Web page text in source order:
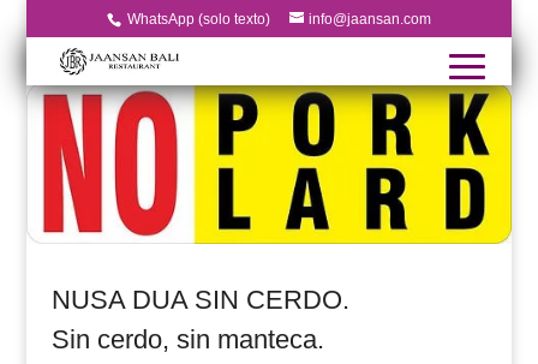
WhatsApp (solo texto) info@jaansan.com
NUSA DUA SIN CERDO.
Sin cerdo, sin manteca.